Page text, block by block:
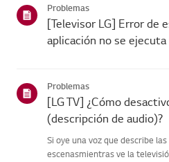
Problemas
[Televisor LG] Error de
aplicación no se ejecuta
Problemas
[LG TV] ¿Cómo
(descripción de audio)?
Si oye una voz que describe
escenasmientras ve la